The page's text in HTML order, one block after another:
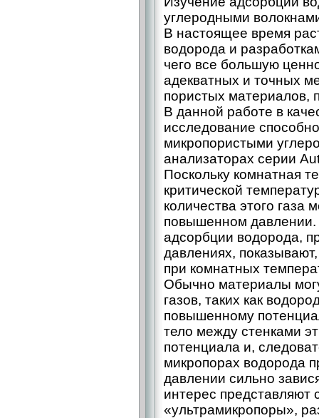
углеродными
В настоящее время
водорода и
чего все большую
адекватных и точных
пористых материалов,
В данной работе в
исследование
микропористыми
анализаторах серии
Поскольку комнатная
критической
количества этого газа
повышенном
адсорбции водорода,
давлениях,
при комнатных
Обычно материалы
газов, таких как
повышенному
тело между стенками
потенциала и,
микропорах водорода
давлении сильно
интерес представляют
«ультрамикропоры»,